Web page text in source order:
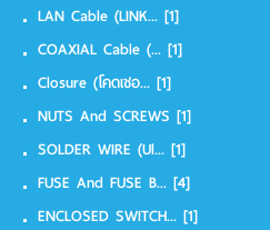
LAN Cable (LINK...[1]
COAXIAL Cable (...[1]
Closure (โคดเชอ...[1]
NUTS And SCREWS[1]
SOLDER WIRE (Ul...[1]
FUSE And FUSE B...[4]
ENCLOSED SWITCH...[1]